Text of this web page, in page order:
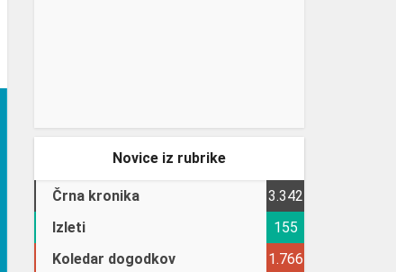
Novice iz rubrike
Črna kronika
3.342
Izleti
155
Koledar dogodkov
1.766